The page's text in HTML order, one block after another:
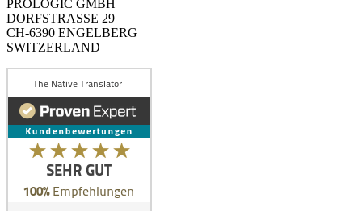
PROLOGIC GMBH
DORFSTRASSE 29
CH-6390 ENGELBERG
SWITZERLAND